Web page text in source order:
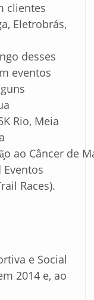
clientes
Eletrobrás,
desses
eventos
Rio, Meia
ao Câncer de
Races).
e Social
2014 e, ao